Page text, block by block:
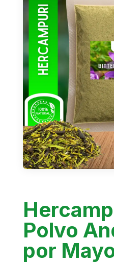
Polvo
por